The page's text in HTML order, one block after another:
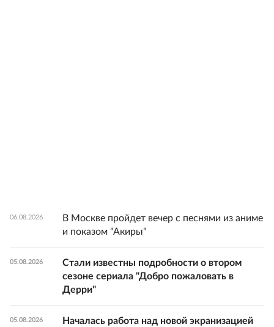
06.08.2026
В Москве пройдет вечер с песнями из аниме
и показом "Акиры"
05.08.2026
Стали известны подробности о втором
сезоне сериала "Добро пожаловать в
Дерри"
05.08.2026
Началась работа над новой экранизацией